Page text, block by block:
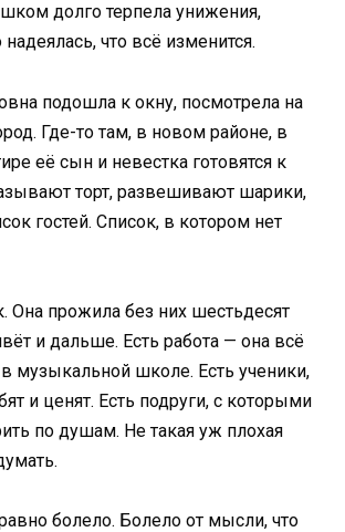
долго терпела унижения,
что всё изменится.
подошла к окну, посмотрела на
Где-то там, в новом районе, в
её сын и невестка готовятся к
торт, развешивают шарики,
гостей. Список, в котором нет
Она прожила без них шестьдесят
и дальше. Есть работа — она всё
музыкальной школе. Есть ученики,
и ценят. Есть подруги, с которыми
по душам. Не такая уж плохая
болело. Болело от мысли, что